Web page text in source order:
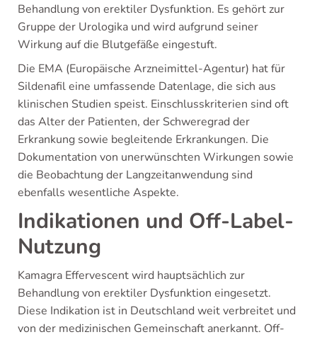
Behandlung von erektiler Dysfunktion. Es gehört zur
Gruppe der Urologika und wird aufgrund seiner
Wirkung auf die Blutgefäße eingestuft.
Die EMA (Europäische Arzneimittel-Agentur) hat für
Sildenafil eine umfassende Datenlage, die sich aus
klinischen Studien speist. Einschlusskriterien sind oft
das Alter der Patienten, der Schweregrad der
Erkrankung sowie begleitende Erkrankungen. Die
Dokumentation von unerwünschten Wirkungen sowie
die Beobachtung der Langzeitanwendung sind
ebenfalls wesentliche Aspekte.
Indikationen und Off-Label-
Nutzung
Kamagra Effervescent wird hauptsächlich zur
Behandlung von erektiler Dysfunktion eingesetzt.
Diese Indikation ist in Deutschland weit verbreitet und
von der medizinischen Gemeinschaft anerkannt. Off-